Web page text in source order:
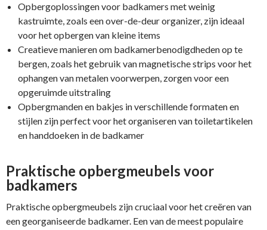
Opbergoplossingen voor badkamers met weinig
kastruimte, zoals een over-de-deur organizer, zijn ideaal
voor het opbergen van kleine items
Creatieve manieren om badkamerbenodigdheden op te
bergen, zoals het gebruik van magnetische strips voor het
ophangen van metalen voorwerpen, zorgen voor een
opgeruimde uitstraling
Opbergmanden en bakjes in verschillende formaten en
stijlen zijn perfect voor het organiseren van toiletartikelen
en handdoeken in de badkamer
Praktische opbergmeubels voor
badkamers
Praktische opbergmeubels zijn cruciaal voor het creëren van
een georganiseerde badkamer. Een van de meest populaire